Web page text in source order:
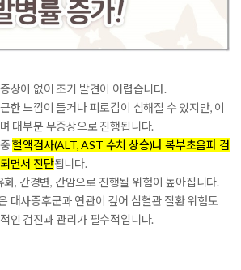
상이 없어 조기 발견이 어렵습니다.
한 느낌이 들거나 피로감이 심해질 수 있지만, 이
대부분 무증상으로 진행됩니다.
혈액검사(ALT, AST 수치 상승)나 복부초음파 검
면서 진단됩니다.
화, 간경변, 간암으로 진행될 위험이 높아집니다.
대사증후군과 연관이 깊어 심혈관 질환 위험도
인 검진과 관리가 필수적입니다.